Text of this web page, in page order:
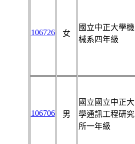
106726 女
國立中正大學機
械系四年級
106706 男
國立國立中正大
學通訊工程研究
所一年級